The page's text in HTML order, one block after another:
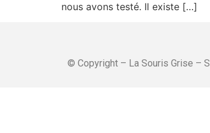
nous avons testé. Il existe […]
© Copyright – La Souris Grise –